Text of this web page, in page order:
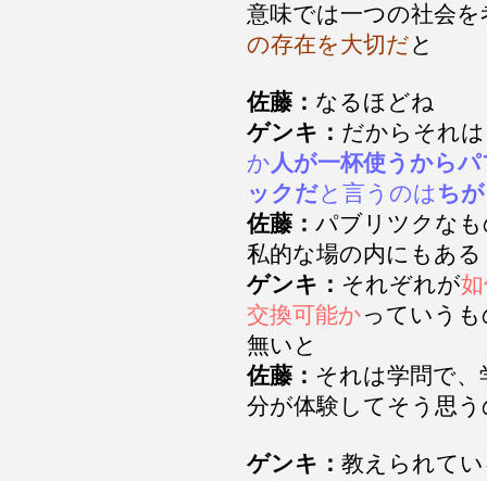
意味では一つの社会
の存在を大切だと
佐藤： なるほどね
ゲンキ： だからそれ
か人が一杯使うから
ックだと言うのは ち
佐藤： パブリツクな
私的な場の内にもある
ゲンキ： それぞれが
交換可能かっていう
無いと
佐藤： それは学問で
分が体験してそう思
ゲンキ： 教えられて